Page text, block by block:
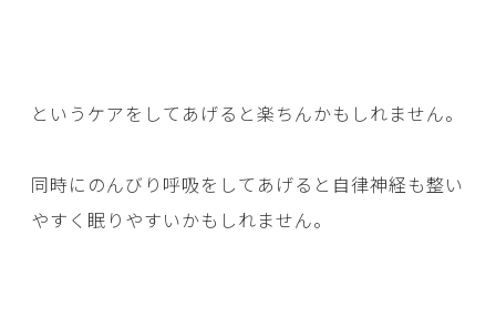
というケアをしてあげると楽ちんかもしれません。
同時にのんびり呼吸をしてあげると自律神経も整い
やすく眠りやすいかもしれません。